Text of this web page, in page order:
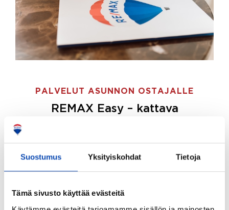
Suostumus Yksityiskohdat Tietoja
Tämä sivusto käyttää evästeitä
PALVELUT ASUNNON OSTAJALLE
REMAX Easy – kattava
ostajille.
Tee ostotoimeksianto ja etsimme juuri